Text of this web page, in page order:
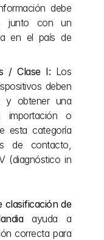
debe
junto con un
en el país de
/ Clase I: Los
deben
y obtener una
importación o
esta categoría
de contacto,
(diagnóstico in
clasificación de
ayuda a
correcta para